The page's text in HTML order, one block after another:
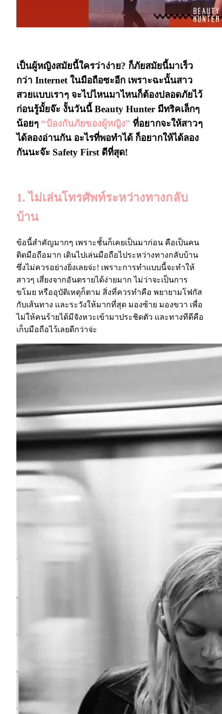
เป็นผู้หญิงสมัยนี้ใครว่าง่าย? ก็ภัยสมัยนี้มาเร็ว
กว่า Internet ในมือถือซะอีก เพราะฉะนั้นสาว
สวยเเบบเราๆ จะไปไหนมาไหนก็ต้องปลอดภัยไว้
ก่อนรู้มั้ยจ๊ะ งั้นวันนี้ Beauty Hunter มีทริคเล็กๆ
น้อยๆ “ป้องกันภัยของผู้หญิง” ที่อยากจะให้สาวๆ
ได้ลองอ่านกัน อะไรที่พอทำได้ ก็อยากให้ได้ลอง
กันนะจ๊ะ Safety First ดีที่สุด!
1. ไม่เล่นโทรศัพท์ระหว่างทางกลับ
บ้าน
ข้อนี้สำคัญมากๆ เพราะชั้นก็เคยเป็นมาก่อน คือเป็นคน
ติดมือถือมาก เดินไปเล่นมือถือไประหว่างทางกลับบ้าน
ซึ่งไม่ควรอย่างยิ่งเลยจ่ะ! เพราะการทำเเบบนี้จะทำให้
สาวๆ เสี่ยงจากอันตรายได้ง่ายมาก ไม่ว่าจะเป็นการ
ขโมย หรืออุบัติเหตุก็ตาม สิ่งที่ควรทำคือ พยายามโฟกัส
กับเส้นทาง เเละระวังให้มากที่สุด มองซ้าย มองขวา เพื่อ
ไม่ให้คนร้ายได้มีจังหวะเข้ามาประชิดตัว เเละทางทีดีคือ
เก็บมือถือไว้เลยดีกว่าจ่ะ